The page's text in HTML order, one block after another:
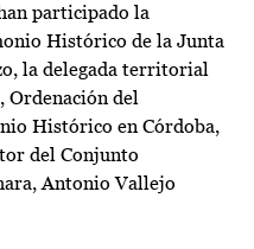
participado la
Histórico de la Junta
la delegada territorial
Ordenación del
Histórico en Córdoba,
del Conjunto
Antonio Vallejo